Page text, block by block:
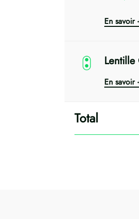
En savoir
Lentille
En savoir